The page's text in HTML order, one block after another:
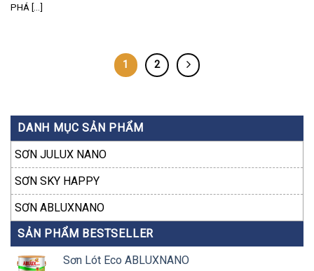
PHÁ [...]
1 2
DANH MỤC SẢN PHẨM
SƠN JULUX NANO
SƠN SKY HAPPY
SƠN ABLUXNANO
SẢN PHẨM BESTSELLER
Sơn Lót Eco ABLUXNANO